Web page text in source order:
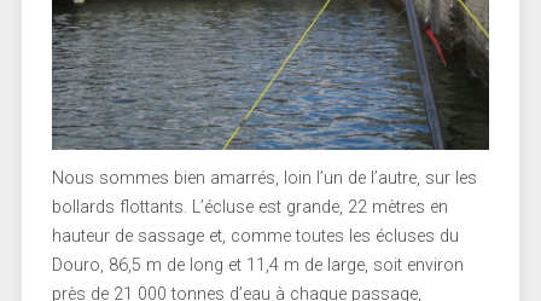
Nous sommes bien amarrés, loin l’un de l’autre, sur les
bollards flottants. L’écluse est grande, 22 mètres en
hauteur de sassage et, comme toutes les écluses du
Douro, 86,5 m de long et 11,4 m de large, soit environ
près de 21 000 tonnes d’eau à chaque passage,